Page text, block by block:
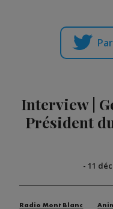
Interview |
Président
- 11
Radio Mont Blanc